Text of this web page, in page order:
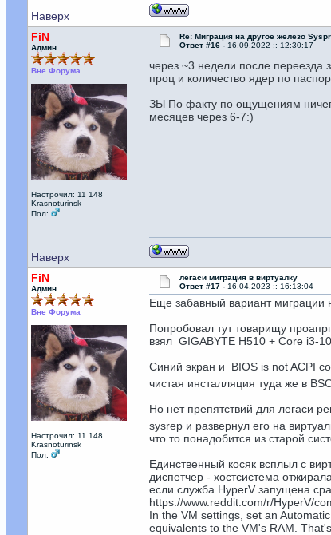
Наверх
FiN
Админ
Вне Форума
Настрочил: 11 148
Krasnoturinsk
Пол:
Re: Миграция на другое железо
Ответ #16 - 16.09.2022 :: 12:30:17
через ~3 недели после переезда
проц и количество ядер по
ЗЫ По факту по ощущениям
месяцев через 6-7:)
Наверх
FiN
Админ
Вне Форума
Настрочил: 11 148
Krasnoturinsk
Пол:
легаси миграция в виртуалку
Ответ #17 - 16.04.2023 :: 16:13:04
Еще забавный вариант миграции
Попробовал тут товарищу
взял GIGABYTE H510 + Core i3-
Синий экран и BIOS is not ACPI
чистая инсталляция туда же в
Но нет препятствий для легаси
sysrep и развернул его на
что то понадобится из старой
Единственный косяк всплыл с
диспетчер - хостсистема
если служба HyperV запущена
https://www.reddit.com/r/HyperV/
In the VM settings, set an
equivalents to the VM's RAM.